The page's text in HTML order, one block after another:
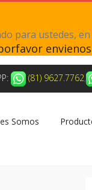
para ustedes,
(81) 9627.7762,
Somos